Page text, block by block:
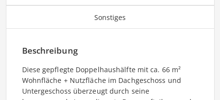
Sonstiges
Beschreibung
Diese gepflegte Doppelhaushälfte mit ca. 66 m²
Wohnfläche + Nutzfläche im Dachgeschoss und
Untergeschoss überzeugt durch seine